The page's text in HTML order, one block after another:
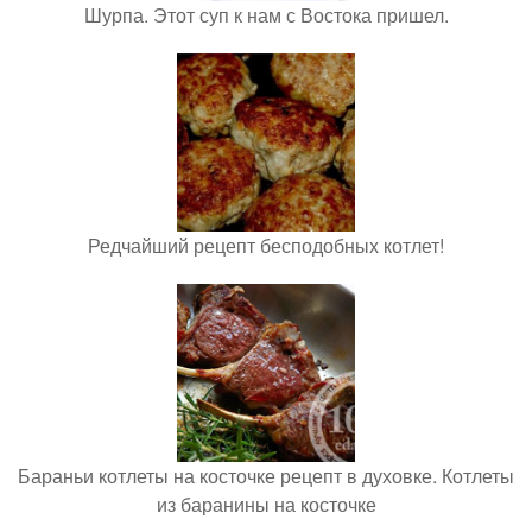
Шурпа. Этот суп к нам с Востока пришел.
Редчайший рецепт бесподобных котлет!
Бараньи котлеты на косточке рецепт в духовке. Котлеты
из баранины на косточке